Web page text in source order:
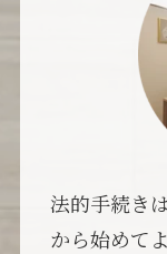
法的手続き
から始めて